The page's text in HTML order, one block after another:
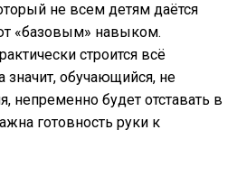
не всем детям даётся
«базовым» навыком.
строится всё
значит, обучающийся, не
непременно будет отставать в
готовность руки к